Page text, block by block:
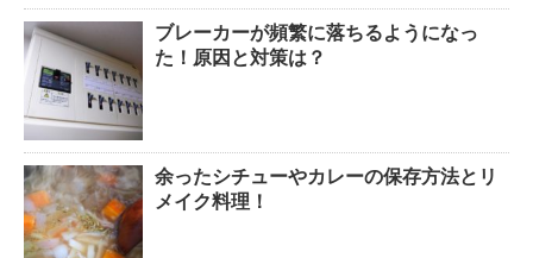
「好印象がキー」履歴書の封筒
の住所や番地まで手を抜かない
ブレーカーが頻繁に落ちるようになっ
た！原因と対策は？
余ったシチューやカレーの保存方法とリ
メイク料理！